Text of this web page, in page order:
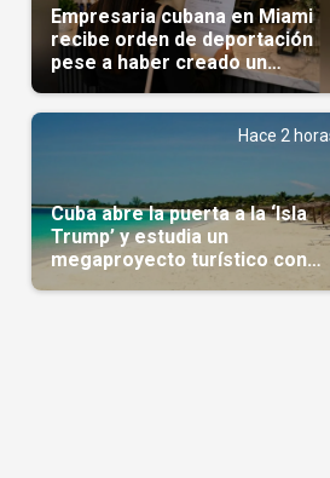
Empresaria cubana en Miami
recibe orden de deportación
pese a haber creado un
Hace 2
Cuba abre la puerta a la ‘Isla
Trump’ y estudia un
megaproyecto turístico con
capital árabe